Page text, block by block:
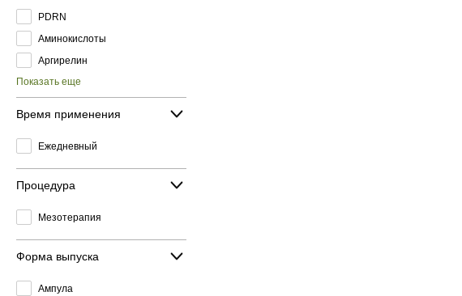
PDRN
Аминокислоты
Аргирелин
Показать еще
Время применения
Ежедневный
Процедура
Мезотерапия
Форма выпуска
Ампула